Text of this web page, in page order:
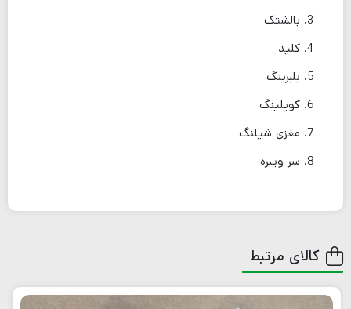
بالشتک
کلید
بلبرینگ
کوپلینگ
مغزی شیلنگ
سر ویبره
کالای مرتبط